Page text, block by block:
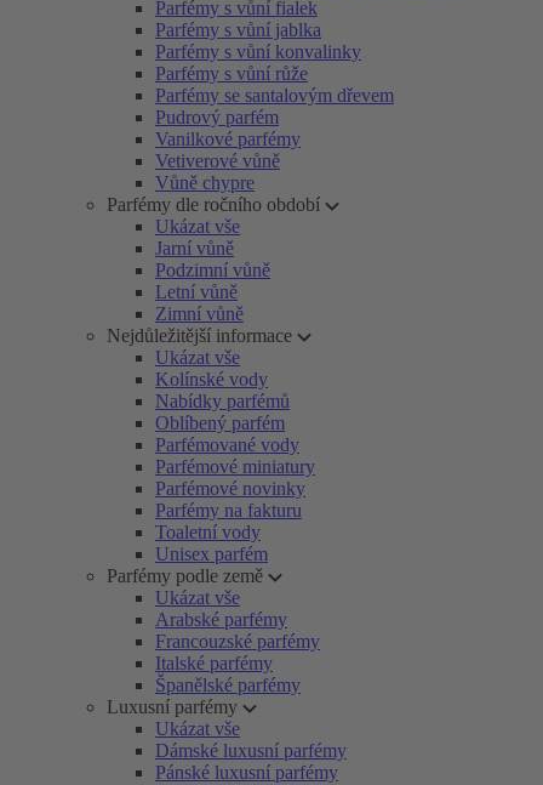
Parfémy s vůní fialek
Parfémy s vůní jablka
Parfémy s vůní konvalinky
Parfémy s vůní růže
Parfémy se santalovým dřevem
Pudrový parfém
Vanilkové parfémy
Vetiverové vůně
Vůně chypre
Parfémy dle ročního období
Ukázat vše
Jarní vůně
Podzimní vůně
Letní vůně
Zimní vůně
Nejdůležitější informace
Ukázat vše
Kolínské vody
Nabídky parfémů
Oblíbený parfém
Parfémované vody
Parfémové miniatury
Parfémové novinky
Parfémy na fakturu
Toaletní vody
Unisex parfém
Parfémy podle země
Ukázat vše
Arabské parfémy
Francouzské parfémy
Italské parfémy
Španělské parfémy
Luxusní parfémy
Ukázat vše
Dámské luxusní parfémy
Pánské luxusní parfémy